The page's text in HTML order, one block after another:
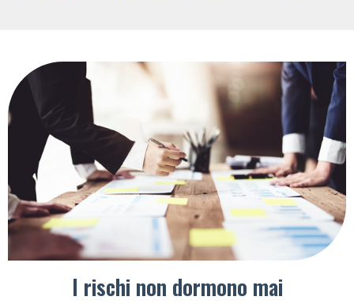
I rischi non dormono mai